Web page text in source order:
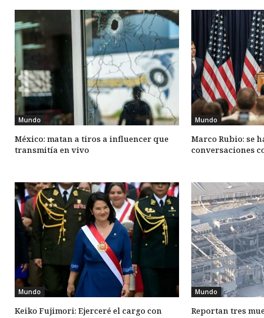
Mundo
México: matan a tiros a influencer que
transmitía en vivo
Mundo
Marco Rubio: se
conversaciones
Mundo
Keiko Fujimori: Ejerceré el cargo con
Mundo
Reportan tres